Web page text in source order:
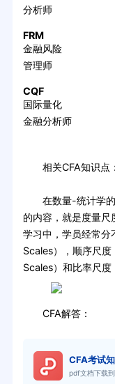
分析师
FRM
金融风险
管理师
CQF
国际量化
金融分析师
相关CFA知识点
在数量-统计学的
的内容，就是度量
学习中，学员经常
Scales），顺序尺
Scales）和比率尺
CFA解答：
CFA考试
pdf文档下载